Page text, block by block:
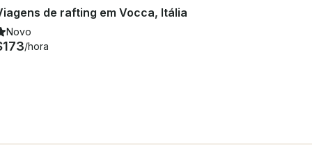
de rafting em Vocca, Itália
Novo
/hora